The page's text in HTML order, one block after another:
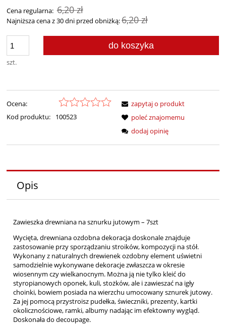
Cena regularna: 6,20 zł
Najniższa cena z 30 dni przed obniżką:6,20 zł
szt.
do koszyka
Ocena:
Kod produktu:
100523
zapytaj o produkt
poleć znajomemu
dodaj opinię
Opis
Zawieszka drewniana na sznurku jutowym – 7szt
Wycięta, drewniana ozdobna dekoracja doskonale znajduje
zastosowanie przy sporządzaniu stroików, kompozycji na stół.
Wykonany z naturalnych drewienek ozdobny element uświetni
samodzielnie wykonywane dekoracje zwłaszcza w okresie
wiosennym czy wielkanocnym. Można ją nie tylko kleić do
styropianowych oponek, kuli, stożków, ale i zawieszać na igły
choinki, bowiem posiada na wierzchu umocowany sznurek jutowy.
Za jej pomocą przystroisz pudełka, świeczniki, prezenty, kartki
okolicznościowe, ramki, albumy nadając im efektowny wygląd.
Doskonała do decoupage.